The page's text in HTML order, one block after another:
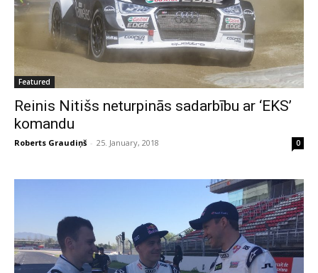
Featured
Reinis Nitišs neturpinās sadarbību ar ‘EKS’
komandu
Roberts Graudiņš - 25. January, 2018 0